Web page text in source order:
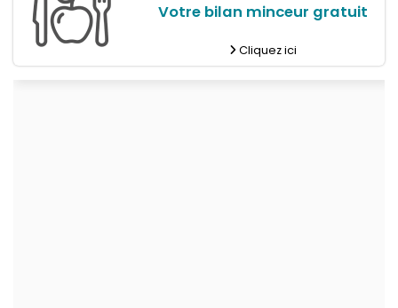
Votre bilan minceur gratuit
Cliquez ici